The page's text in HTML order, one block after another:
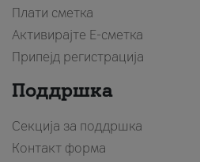
Плати сметка
Активирајте Е-сметка
Припејд регистрација
Поддршка
Секција за поддршка
Контакт форма